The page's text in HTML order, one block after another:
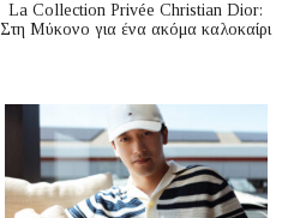
La Collection Privée Christian Dior:
Στη Μύκονο για ένα ακόμα καλοκαίρι